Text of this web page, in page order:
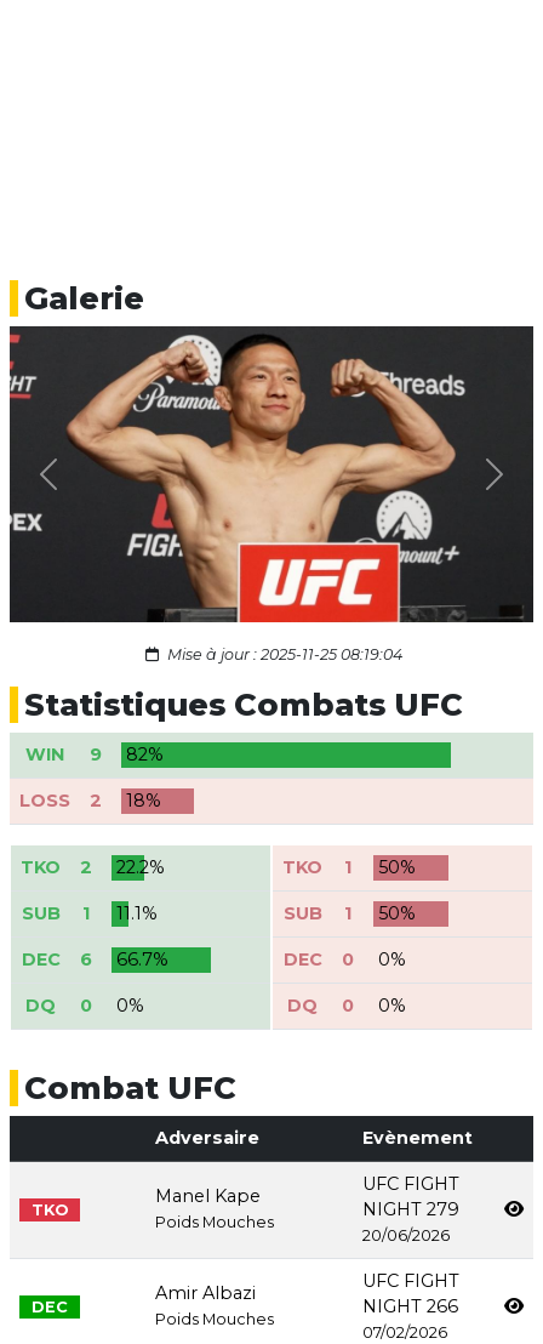
Galerie
Previous Next
Mise à jour : 2025-11-25 08:19:04
Statistiques Combats UFC
WIN 9 82%
LOSS 2 18%
TKO 2 22.2%
SUB 1 11.1%
DEC 6 66.7%
DQ 0 0%
TKO 1 50%
SUB 1 50%
DEC 0 0%
DQ 0 0%
Combat UFC
Adversaire Evènement
TKO
Manel Kape
Poids Mouches
UFC FIGHT
NIGHT 279
20/06/2026
DEC
Amir Albazi
Poids Mouches
UFC FIGHT
NIGHT 266
07/02/2026